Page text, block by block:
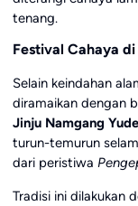
tenang.
Festival Cahaya
Selain keindahan
diramaikan dengan
Jinju Namgang
turun-temurun
dari peristiwa
Tradisi ini dilakukan